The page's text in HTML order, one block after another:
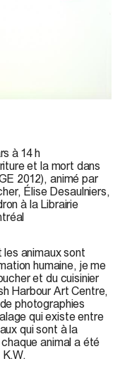
à 14 h
et la mort dans
2012), animé par
Élise Desaulniers,
à la Librairie
animaux sont
humaine, je me
et du cuisinier
Harbour Art Centre,
photographies
qui existe entre
qui sont à la
animal a été